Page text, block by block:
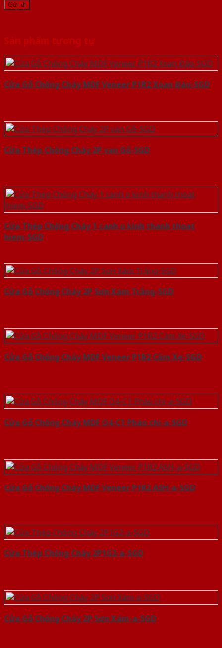
Sản phẩm tương tự
Cửa Gỗ Chống Cháy MDF Veneer P1R2 Xoan Đào-SGD
Cửa Thép Chống Cháy 2P van Gỗ-SGD
Cửa Thép Chống Cháy 1 canh o kinh thanh thoat
hiem-SGD
Cửa Gỗ Chống Cháy 2P Sơn Xám Trắng-SGD
Cửa Gỗ Chống Cháy MDF Veneer P1R2 Căm Xe-SGD
Cửa Gỗ Chống Cháy MDF O4-C1 Phào chi-a-SGD
Cửa Gỗ Chống Cháy MDF Veneer P1R2 ASH-a-SGD
Cửa Thép Chống Cháy 2P1G2-a-SGD
Cửa Gỗ Chống Cháy 2P Sơn Xám-a-SGD